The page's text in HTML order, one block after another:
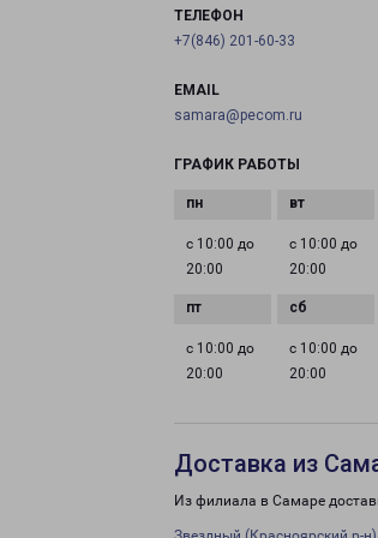
ТЕЛЕФОН
+7(846) 201-60-33
EMAIL
samara@pecom.ru
ГРАФИК РАБОТЫ
с 10:00 до
20:00
с 10:00 до
20:00
с 10:00 до
20:00
с 10:00 до
20:00
Доставка из
Из филиала в Самаре